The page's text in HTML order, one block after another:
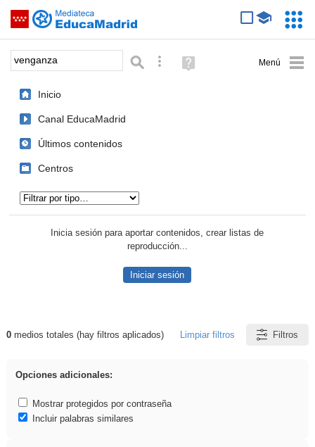
Saltar navegación
Palabra o frase: Búsqueda avanzada
Ayuda
(en
Inicio
Canal EducaMadrid
Últimos contenidos
Centros
Inicia sesión para aportar contenidos, crear listas de
reproducción...
Iniciar sesión
Resultados de: venganza
0medios totales (hay filtros aplicados) Limpiar filtros Filtros
Opciones adicionales:
Mostrar protegidos por contraseña
Incluir palabras similares